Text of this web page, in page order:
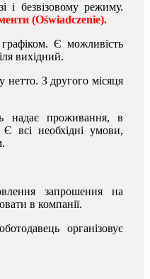
і безвізовому режиму.
(Oświadczenie).
Є можливість
вихідний.
нетто. З другого місяця
надає проживання, в
всі необхідні умови,
запрошення на
в компанії.
організовує